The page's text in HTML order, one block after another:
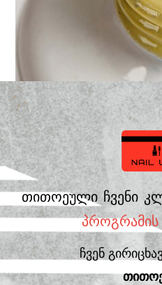
თითოეული ჩვენი
ჩვენ